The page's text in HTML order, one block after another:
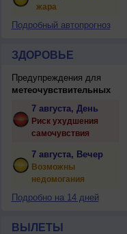
жара
Подробный автопрогноз
ЗДОРОВЬЕ
Предупреждения для
метеочувствительных
7 августа, День
Риск ухудшения
самочувствия
7 августа, Вечер
Возможны
недомогания
Подробно на 14 дней
ВЫЛЕТЫ